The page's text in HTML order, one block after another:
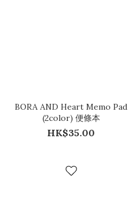
BORA AND Heart Memo Pad
(2color) 便條本
HK$35.00